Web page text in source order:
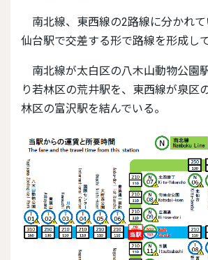
南北線、東西線の2路線に分かれている。 それぞれ
仙台駅で交差する形で路線を形成して
南北線が太白区の八木山動物公園駅から仙台駅を通
り若林区の荒井駅を、東西線が泉区
林区の富沢駅を結んでいる。